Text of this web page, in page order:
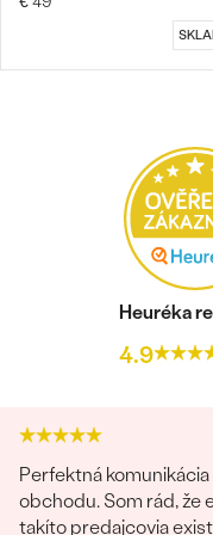
Heuréka
4.9
Perfektná
obchodu. Som rád, že
takíto predajcovia